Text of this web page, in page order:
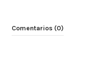
Comentarios (0)